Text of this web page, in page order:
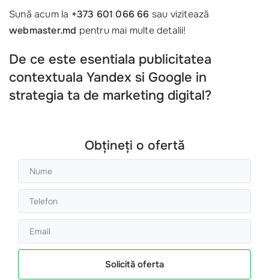
Sună acum la +373 601 066 66 sau vizitează
webmaster.md pentru mai multe detalii!
De ce este esentiala publicitatea
contextuala Yandex si Google in
strategia ta de marketing digital?
Obțineți o ofertă
Solicită oferta